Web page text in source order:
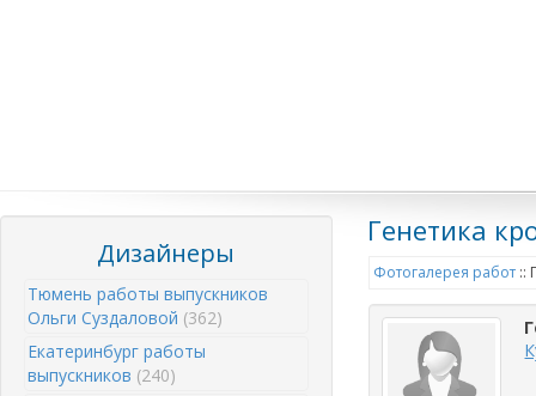
Дизайнеры
Тюмень работы выпускников
Ольги Суздаловой (362)
Екатеринбург работы
выпускников (240)
Генетика
Фотогалерея работ ::